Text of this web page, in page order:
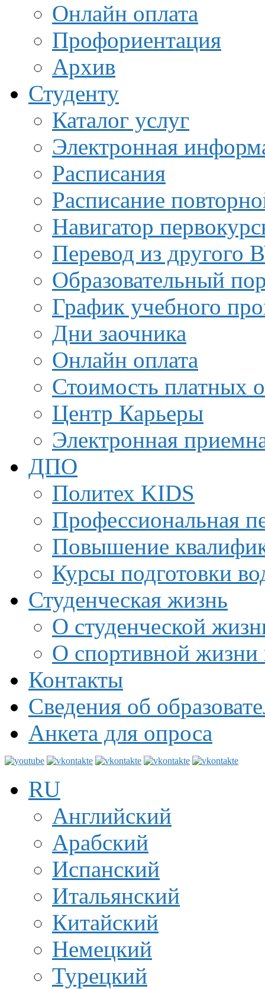
Онлайн оплата
Профориентация
Архив
Студенту
Каталог услуг
Электронная
Расписания
Расписание
Навигатор
Перевод из другого
Образовательный
График учебного
Дни заочника
Онлайн оплата
Стоимость платных
Центр Карьеры
Электронная
ДПО
Политех KIDS
Профессиональная
Повышение
Курсы подготовки
Студенческая жизнь
О студенческой
О спортивной жизни
Контакты
Сведения об
Анкета для опроса
RU
Английский
Арабский
Испанский
Итальянский
Китайский
Немецкий
Турецкий